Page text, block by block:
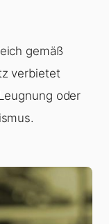
gemäß
verbietet
oder